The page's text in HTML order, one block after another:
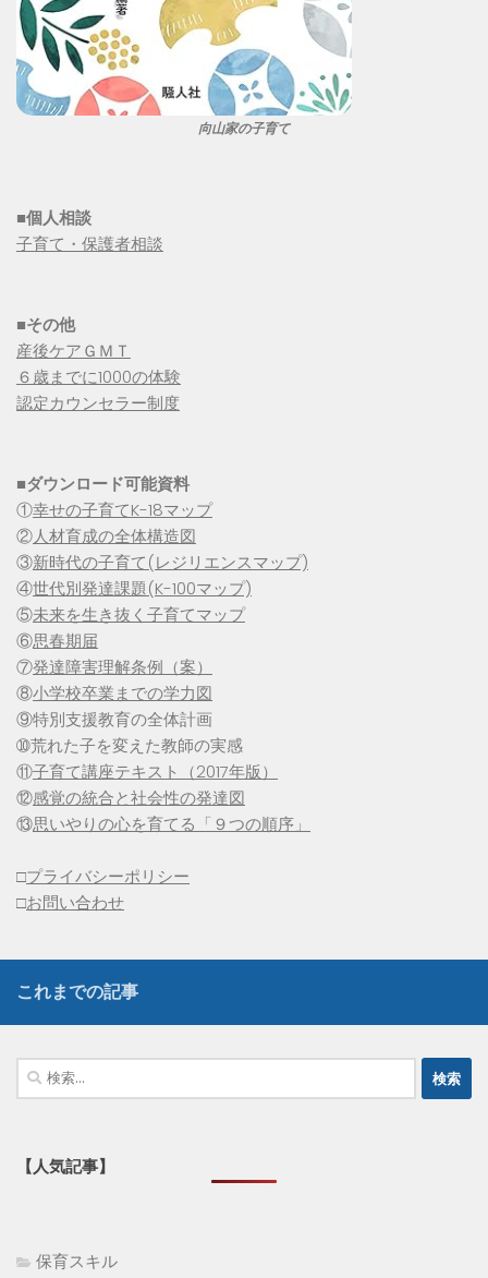
向山家の子育て
■個人相談
子育て・保護者相談
■その他
産後ケアＧＭＴ
６歳までに1000の体験
認定カウンセラー制度
■ダウンロード可能資料
①幸せの子育てK-18マップ
②人材育成の全体構造図
③新時代の子育て(レジリエンスマップ)
④世代別発達課題(K-100マップ)
⑤未来を生き抜く子育てマップ
⑥思春期届
⑦発達障害理解条例（案）
⑧小学校卒業までの学力図
⑨特別支援教育の全体計画
➉荒れた子を変えた教師の実感
⑪子育て講座テキスト（2017年版）
⑫感覚の統合と社会性の発達図
⑬思いやりの心を育てる「９つの順序」
□プライバシーポリシー
□お問い合わせ
これまでの記事
検
索:
【人気記事】
保育スキル